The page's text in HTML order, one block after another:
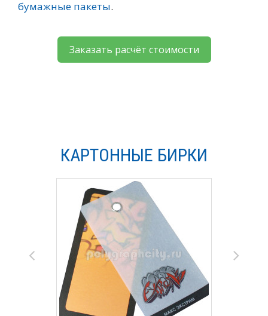
бумажные пакеты.
Заказать расчёт стоимости
КАРТОННЫЕ БИРКИ